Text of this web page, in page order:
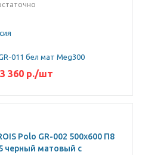
011 бел мат Meg300
360р./шт
Polo GR-002 500х600 П8
черный матовый с